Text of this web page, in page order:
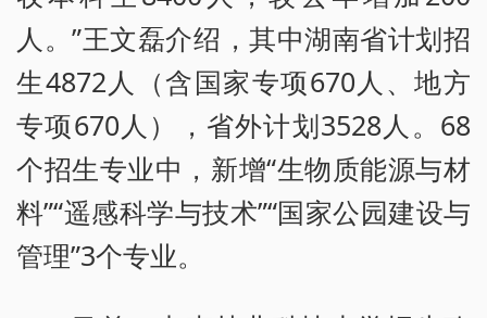
人。”王文磊介绍，其中湖南省计划招
生4872人（含国家专项670人、地方
专项670人），省外计划3528人。68
个招生专业中，新增“生物质能源与材
料”“遥感科学与技术”“国家公园建设与
管理”3个专业。